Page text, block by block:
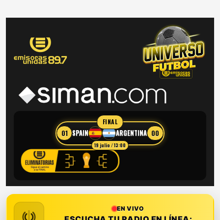
FINAL
01 SPAIN ARGENTINA 00
19 julio / 13:00
EN VIVO